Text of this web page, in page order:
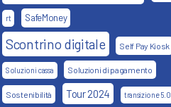
rt SafeMoney
Scontrino digitale Self Pay Kiosk
Soluzioni cassa Soluzioni di pagamento
Sostenibilità Tour 2024 transizione 5.0